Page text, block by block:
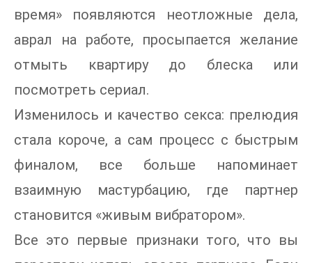
время» появляются неотложные дела,
аврал на работе, просыпается желание
отмыть квартиру до блеска или
посмотреть сериал.
Изменилось и качество секса: прелюдия
стала короче, а сам процесс с быстрым
финалом, все больше напоминает
взаимную мастурбацию, где партнер
становится «живым вибратором».
Все это первые признаки того, что вы